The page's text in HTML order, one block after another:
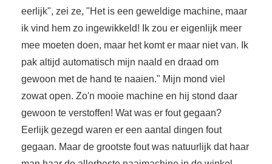
eerlijk", zei ze, "Het is een geweldige machine, maar
ik vind hem zo ingewikkeld! Ik zou er eigenlijk meer
mee moeten doen, maar het komt er maar niet van. Ik
pak altijd automatisch mijn naald en draad om
gewoon met de hand te naaien." Mijn mond viel
zowat open. Zo'n mooie machine en hij stond daar
gewoon te verstoffen! Wat was er fout gegaan?
Eerlijk gezegd waren er een aantal dingen fout
gegaan. Maar de grootste fout was natuurlijk dat haar